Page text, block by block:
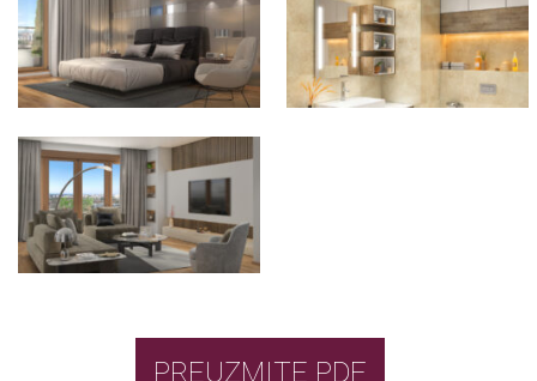
PREUZMITE PDF